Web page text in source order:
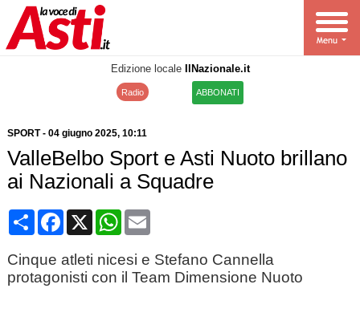
Edizione locale IlNazionale.it
Radio ABBONATI
SPORT- 04 giugno 2025, 10:11
ValleBelbo Sport e Asti Nuoto brillano
ai Nazionali a Squadre
CondividiFacebook
X WhatsApp
Email
Cinque atleti nicesi e Stefano Cannella
protagonisti con il Team Dimensione Nuoto